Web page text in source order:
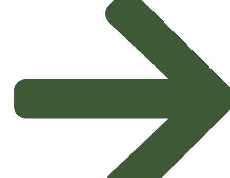
A sessão contou com a participação de Naiara Fernández
e Líder da Plataforma Tecnológica do iBET, e de
João Baixinho
Doutorando na mesma plataforma. Os investigadores partilharam a missão e
as principais linhas de investigação do centro, dando especial ênfase ao
novos biopesticidas com elevado potencial de
Inovação e Bioeconomia Circular
O foco da apresentação esteve na exploração dos subprodutos da vinicultura,
transformando resíduos em soluções de alto valor acrescentado para a
Os compostos em estudo demonstraram
propriedades promissoras, sendo capazes de
inibir microrganismos
causadores de doenças nas culturas
e de exercer um eficaz